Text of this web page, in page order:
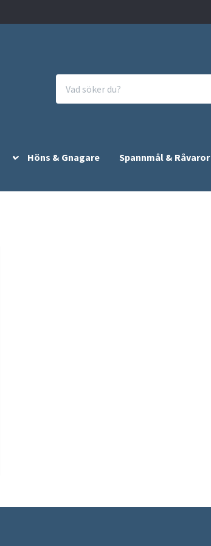
Höns & Gnagare Spannmål & Råvaror